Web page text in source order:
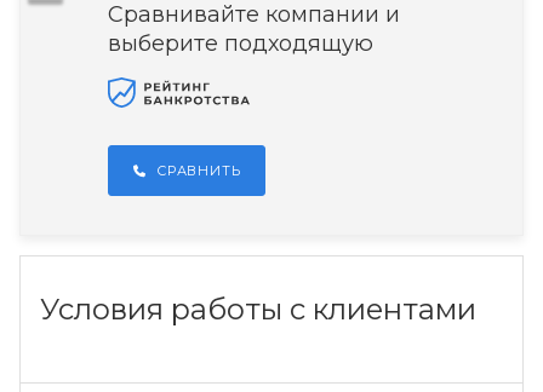
Сравнивайте компании и
выберите подходящую
СРАВНИТЬ
Условия работы с клиентами